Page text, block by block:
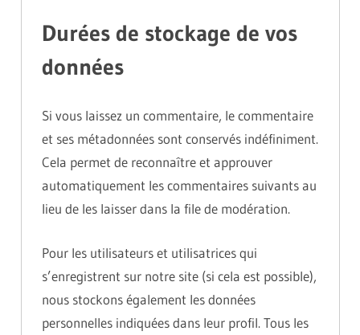
Durées de stockage de vos
données
Si vous laissez un commentaire, le commentaire
et ses métadonnées sont conservés indéfiniment.
Cela permet de reconnaître et approuver
automatiquement les commentaires suivants au
lieu de les laisser dans la file de modération.
Pour les utilisateurs et utilisatrices qui
s’enregistrent sur notre site (si cela est possible),
nous stockons également les données
personnelles indiquées dans leur profil. Tous les